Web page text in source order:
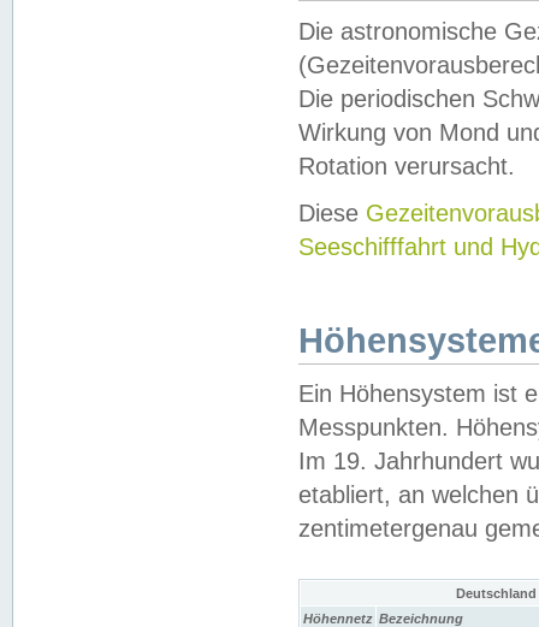
Die astronomische
Die periodischen
Wirkung von Mond
Rotation verursacht.
Diese
Seeschifffahrt und
Ein Höhensystem ist
Messpunkten.
Im 19. Jahrhundert
etabliert, an welchen
zentimetergenau
Höhennetz Bezeichnung